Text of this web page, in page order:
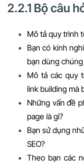
2.2.1 Bộ câu
Mô tả quy trình
Bạn có kinh
bạn dùng
Mô tả các quy
link building mà
Những vấn đề
page là gì?
Bạn sử dụng
SEO?
Theo bạn các